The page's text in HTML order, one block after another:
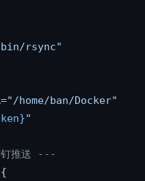
rsync"
"/home/ban/Docker"
"
推送 ---